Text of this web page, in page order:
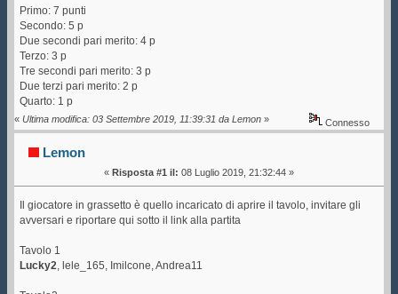
Primo: 7 punti
Secondo: 5 p
Due secondi pari merito: 4 p
Terzo: 3 p
Tre secondi pari merito: 3 p
Due terzi pari merito: 2 p
Quarto: 1 p
« Ultima modifica: 03 Settembre 2019, 11:39:31 da Lemon » Connesso
Lemon
« Risposta #1 il: 08 Luglio 2019, 21:32:44 »
Il giocatore in grassetto è quello incaricato di aprire il tavolo, invitare gli
avversari e riportare qui sotto il link alla partita
Tavolo 1
Lucky2, lele_165, Imilcone, Andrea11